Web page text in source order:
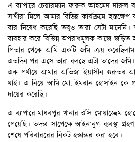
এ ব্যাপারে চেয়ারম্যান ফারুক আহমেদ দারুল
সাথীরা মিলে আমার বিভিন্ন কার্যক্রমে
বার নিষেধ করেছি তবুও তারা সেটা
ব্যবহার করে বিভিন্ন অপরাধমূলক কাজে
পিতার থেকে আমি একটি জমি ক্রয়
এতদিন পর এসে ভারা বলছে এটা তাদের
এক পর্যায়ে আমার আভিজা ইয়াসীন গুরুতর
যাই। এ নিয়ে আমি মো. ইমরান হোসাইন কে
দায়ের করেছি।
এ ব্যাপারে মাধবপুর খানার ওসি মোয়াজ্জেম
পেয়েছি। তদন্ত সাপেক্ষে আইনানুগ ব্যবস্থা
শেষে পরিবাররের নিকট হস্তান্তর করা হবে।